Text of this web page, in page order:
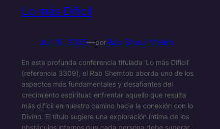
Lo más Dificil
Jul 16, 2025—porRab Shaul Maleh
En esta profunda conferencia titulada ‘Lo más Dificil’
(referencia 3309), el Rab Shemtob aborda uno de los
aspectos más fundamentales y desafiantes del
crecimiento espiritual: enfrentar aquello que resulta
más difícil en nuestro camino hacia la conexión con lo
Divino. El título sugiere una exploración íntima de los
obstáculos internos que cada persona debe superar…